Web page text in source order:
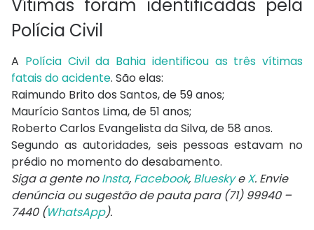
Vítimas foram identificadas pela
Polícia Civil
A Polícia Civil da Bahia identificou as três vítimas
fatais do acidente. São elas:
Raimundo Brito dos Santos, de 59 anos;
Maurício Santos Lima, de 51 anos;
Roberto Carlos Evangelista da Silva, de 58 anos.
Segundo as autoridades, seis pessoas estavam no
prédio no momento do desabamento.
Siga a gente noInsta, Facebook, BlueskyeX. Envie
denúncia ou sugestão de pauta para (71) 99940 –
7440 (WhatsApp).